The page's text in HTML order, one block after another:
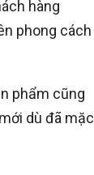
hàng
phong cách
phẩm cũng
dù đã mặc